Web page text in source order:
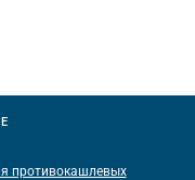
противокашлевых